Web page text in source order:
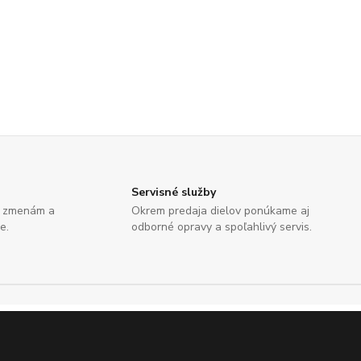
a
Servisné služby
Okrem predaja dielov ponúkame aj
odborné opravy a spoľahlivý servis.